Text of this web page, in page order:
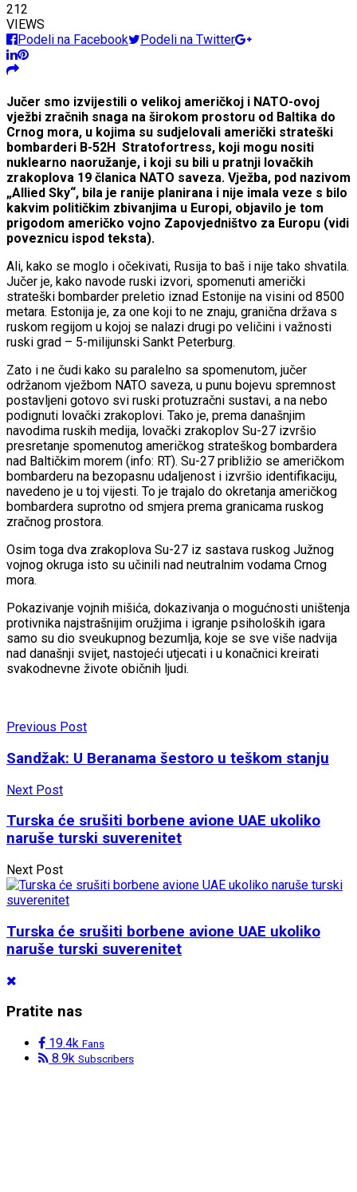
212
VIEWS
Podeli na Facebook
Podeli na Twitter
Jučer smo izvijestili o velikoj američkoj i NATO-ovoj
vježbi zračnih snaga na širokom prostoru od Baltika do
Crnog mora, u kojima su sudjelovali američki strateški
bombarderi B-52H Stratofortress, koji mogu nositi
nuklearno naoružanje, i koji su bili u pratnji lovačkih
zrakoplova 19 članica NATO saveza. Vježba, pod nazivom
„Allied Sky“, bila je ranije planirana i nije imala veze s bilo
kakvim političkim zbivanjima u Europi, objavilo je tom
prigodom američko vojno Zapovjedništvo za Europu (vidi
poveznicu ispod teksta).
Ali, kako se moglo i očekivati, Rusija to baš i nije tako shvatila.
Jučer je, kako navode ruski izvori, spomenuti američki
strateški bombarder preletio iznad Estonije na visini od 8500
metara. Estonija je, za one koji to ne znaju, granična država s
ruskom regijom u kojoj se nalazi drugi po veličini i važnosti
ruski grad – 5-milijunski Sankt Peterburg.
Zato i ne čudi kako su paralelno sa spomenutom, jučer
održanom vježbom NATO saveza, u punu bojevu spremnost
postavljeni gotovo svi ruski protuzračni sustavi, a na nebo
podignuti lovački zrakoplovi. Tako je, prema današnjim
navodima ruskih medija, lovački zrakoplov Su-27 izvršio
presretanje spomenutog američkog strateškog bombardera
nad Baltičkim morem (info: RT). Su-27 približio se američkom
bombarderu na bezopasnu udaljenost i izvršio identifikaciju,
navedeno je u toj vijesti. To je trajalo do okretanja američkog
bombardera suprotno od smjera prema granicama ruskog
zračnog prostora.
Osim toga dva zrakoplova Su-27 iz sastava ruskog Južnog
vojnog okruga isto su učinili nad neutralnim vodama Crnog
mora.
Pokazivanje vojnih mišića, dokazivanja o mogućnosti uništenja
protivnika najstrašnijim oružjima i igranje psiholoških igara
samo su dio sveukupnog bezumlja, koje se sve više nadvija
nad današnji svijet, nastojeći utjecati i u konačnici kreirati
svakodnevne živote običnih ljudi.
Previous Post
Sandžak: U Beranama šestoro u teškom stanju
Next Post
Turska će srušiti borbene avione UAE ukoliko
naruše turski suverenitet
Next Post
Turska će srušiti borbene avione UAE ukoliko
naruše turski suverenitet
Pratite nas
19.4k Fans
8.9k Subscribers